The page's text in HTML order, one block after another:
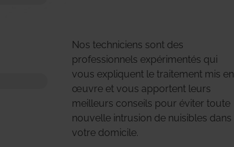
Nos techniciens sont des
professionnels expérimentés qui
vous expliquent le traitement mis en
œuvre et vous apportent leurs
meilleurs conseils pour éviter toute
nouvelle intrusion de nuisibles dans
votre domicile.